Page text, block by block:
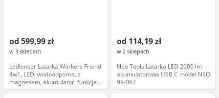
od 599,99 zł
w 3 sklepach
Ledlenser Latarka Workers Friend
4w1, LED, wodoodporna, z
magnesem, akumulator, funkcje
światła białego i czerwonego,
od 114,19 zł
w 2 sklepach
Neo Tools Latarka LED 2000 lm
akumulatorowa USB C model NEO
99-067